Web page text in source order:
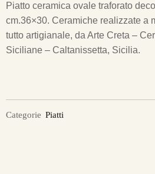
Piatto ceramica ovale traforato
cm.36×30. Ceramiche realizzate a
tutto artigianale, da Arte Creta –
Siciliane – Caltanissetta, Sicilia.
Categorie Piatti